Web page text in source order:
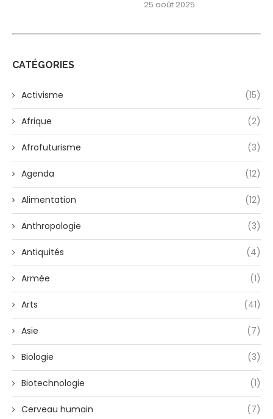
25 août 2025
CATÉGORIES
Activisme (15)
Afrique (2)
Afrofuturisme (3)
Agenda (12)
Alimentation (12)
Anthropologie (3)
Antiquités (4)
Armée (1)
Arts (41)
Asie (7)
Biologie (3)
Biotechnologie (1)
Cerveau humain (7)